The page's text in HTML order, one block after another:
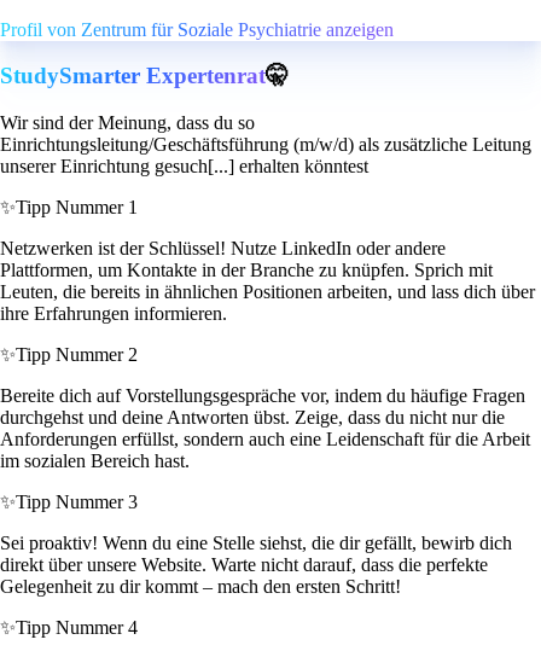
Profil von Zentrum für Soziale Psychiatrie anzeigen
StudySmarter Expertenrat🤫
Wir sind der Meinung, dass du so
Einrichtungsleitung/Geschäftsführung (m/w/d) als zusätzliche Leitung
unserer Einrichtung gesuch[...] erhalten könntest
✨Tipp Nummer 1
Netzwerken ist der Schlüssel! Nutze LinkedIn oder andere
Plattformen, um Kontakte in der Branche zu knüpfen. Sprich mit
Leuten, die bereits in ähnlichen Positionen arbeiten, und lass dich über
ihre Erfahrungen informieren.
✨Tipp Nummer 2
Bereite dich auf Vorstellungsgespräche vor, indem du häufige Fragen
durchgehst und deine Antworten übst. Zeige, dass du nicht nur die
Anforderungen erfüllst, sondern auch eine Leidenschaft für die Arbeit
im sozialen Bereich hast.
✨Tipp Nummer 3
Sei proaktiv! Wenn du eine Stelle siehst, die dir gefällt, bewirb dich
direkt über unsere Website. Warte nicht darauf, dass die perfekte
Gelegenheit zu dir kommt – mach den ersten Schritt!
✨Tipp Nummer 4